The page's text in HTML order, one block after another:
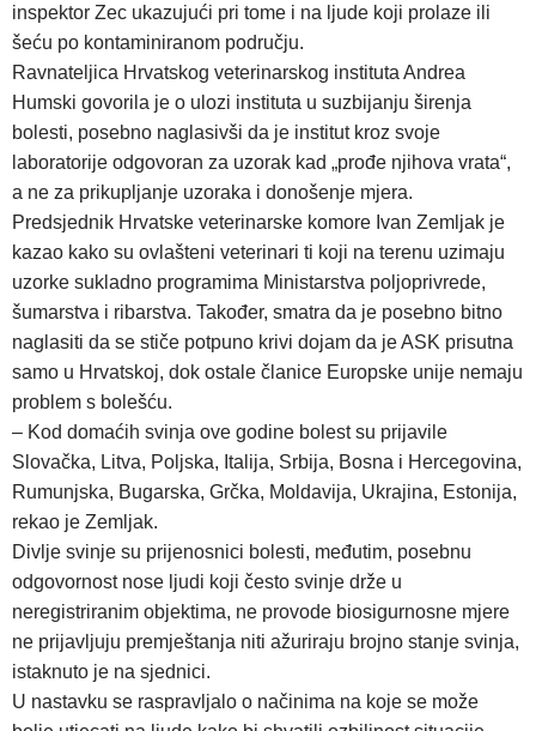
inspektor Zec ukazujući pri tome i na ljude koji prolaze ili
šeću po kontaminiranom području.
Ravnateljica Hrvatskog veterinarskog instituta Andrea
Humski govorila je o ulozi instituta u suzbijanju širenja
bolesti, posebno naglasivši da je institut kroz svoje
laboratorije odgovoran za uzorak kad „prođe njihova vrata“,
a ne za prikupljanje uzoraka i donošenje mjera.
Predsjednik Hrvatske veterinarske komore Ivan Zemljak je
kazao kako su ovlašteni veterinari ti koji na terenu uzimaju
uzorke sukladno programima Ministarstva poljoprivrede,
šumarstva i ribarstva. Također, smatra da je posebno bitno
naglasiti da se stiče potpuno krivi dojam da je ASK prisutna
samo u Hrvatskoj, dok ostale članice Europske unije nemaju
problem s bolešću.
– Kod domaćih svinja ove godine bolest su prijavile
Slovačka, Litva, Poljska, Italija, Srbija, Bosna i Hercegovina,
Rumunjska, Bugarska, Grčka, Moldavija, Ukrajina, Estonija,
rekao je Zemljak.
Divlje svinje su prijenosnici bolesti, međutim, posebnu
odgovornost nose ljudi koji često svinje drže u
neregistriranim objektima, ne provode biosigurnosne mjere
ne prijavljuju premještanja niti ažuriraju brojno stanje svinja,
istaknuto je na sjednici.
U nastavku se raspravljalo o načinima na koje se može